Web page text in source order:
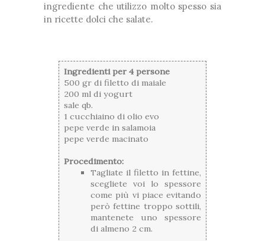
ingrediente che utilizzo molto spesso sia
in ricette dolci che salate.
Ingredienti per 4 persone
500 gr di filetto di maiale
200 ml di yogurt
sale qb.
1 cucchiaino di olio evo
pepe verde in salamoia
pepe verde macinato
Procedimento:
Tagliate il filetto in fettine,
scegliete voi lo spessore
come più vi piace evitando
però fettine troppo sottili,
mantenete uno spessore
di almeno 2 cm.